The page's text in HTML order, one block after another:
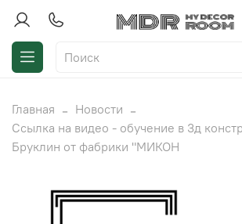
Главная
Новости
Ссылка на видео - обучение в 3д
Бруклин от фабрики "МИКОН